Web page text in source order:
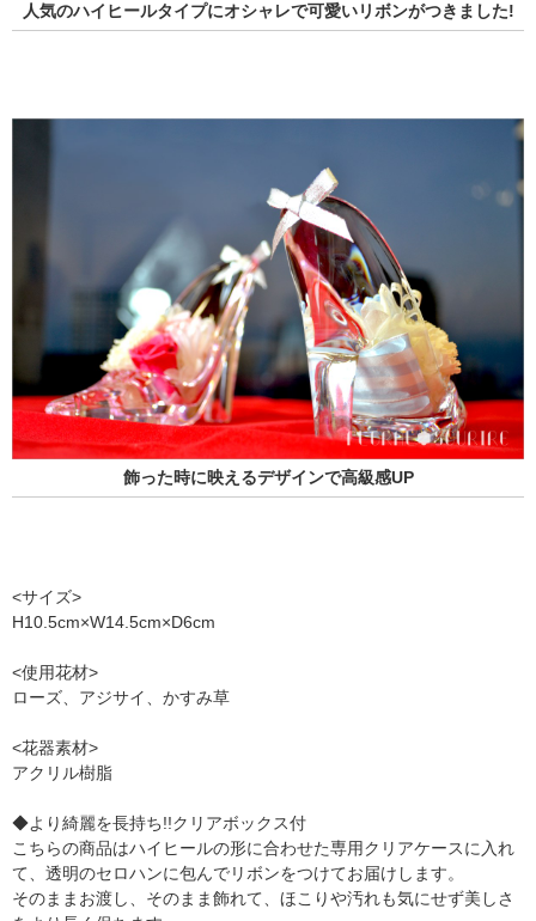
人気のハイヒールタイプにオシャレで可愛いリボンがつきました!
飾った時に映えるデザインで高級感UP
<サイズ>
H10.5cm×W14.5cm×D6cm
<使用花材>
ローズ、アジサイ、かすみ草
<花器素材>
アクリル樹脂
◆より綺麗を長持ち!!クリアボックス付
こちらの商品はハイヒールの形に合わせた専用クリアケースに入れ
て、透明のセロハンに包んでリボンをつけてお届けします。
そのままお渡し、そのまま飾れて、ほこりや汚れも気にせず美しさ